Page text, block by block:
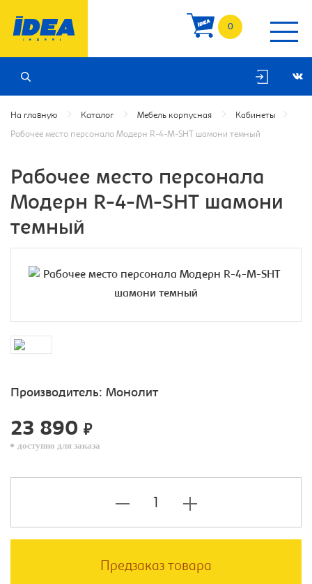
0
На главную Каталог Мебель корпусная Кабинеты
Рабочее место персонала Модерн R-4-M-SHT шамони темный
Рабочее место персонала
Модерн R-4-M-SHT шамони
темный
Производитель: Монолит
23 890 ₽
доступно для заказа
Предзаказ товара